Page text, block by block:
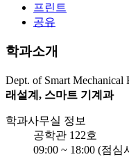
프린트
공유
학과소개
Dept. of Smart Mechanical
래설계, 스마트 기계과
학과사무실 정보
공학관 122호
09:00 ~ 18:00 (점심